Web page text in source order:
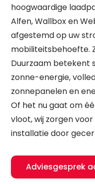
hoogwaardige
Alfen, Wallbox en
afgestemd op uw
mobiliteitsbehoefte.
Duurzaam betekent
zonne-energie,
zonnepanelen en
Of het nu gaat om
vloot, wij zorgen
installatie door
Adviesgesprek